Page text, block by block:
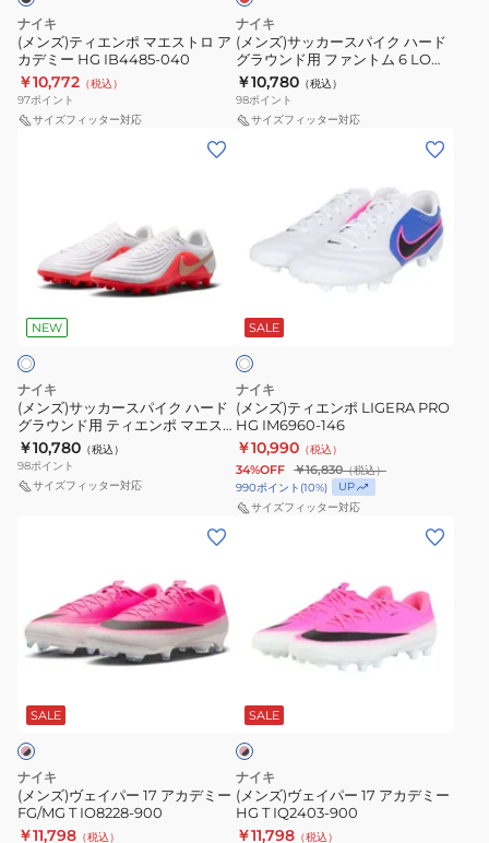
エ
ス
ト
ロ
ア
IB4485-
ナイキ
(メンズ)ティエンポ マエストロ ア
カデミー HG IB4485-040
￥10,772 （税込）
97ポイント
サイズフィッター対応
イ
ク
ハ
ー
ド
ド
ァ
ン
ト
ム
6
LOW
ア
カ
HQ2318-
ナイキ
(メンズ)サッカースパイク ハード
グラウンド用 ファントム 6 LOW
アカデミー HQ2318-600
￥10,780 （税込）
98ポイント
サイズフィッター対応
ス
パ
イ
ク
ハ
ー
ド
用
エ
ン
ポ
マ
エ
NEW
ナイキ
(メンズ)サッカースパイク ハード
グラウンド用 ティエンポ マエス
トロ アカデミー HG IB4485-100
￥10,780 （税込）
98ポイント
サイズフィッター対応
ィ
ポ
LIGERA
PRO
HG
IM6960-
146
SALE
ホ
ナイキ
(メンズ)ティエンポ LIGERA PRO
HG IM6960-146
￥10,990 （税込）
34%OFF ￥16,830（税込）
990ポイント (10%)
UP
サイズフィッター対応
ェ
イ
ー
17
ア
カ
デ
SALE
ナイキ
(メンズ)ヴェイパー 17 アカデミー
FG/MG T IO8228-900
￥11,798 （税込）
ー
17
ア
カ
デ
SALE
ッ
ク
ナイキ
(メンズ)ヴェイパー 17 アカデミー
HG T IQ2403-900
￥11,798 （税込）